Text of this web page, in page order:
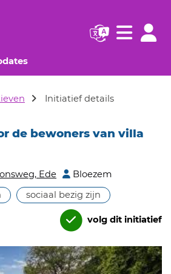
pagina)
(huidige pagina)
Navigatie
Initiatief details
de bewoners van villa
Ede
Bloezem
sociaal bezig zijn
volg dit initiatief